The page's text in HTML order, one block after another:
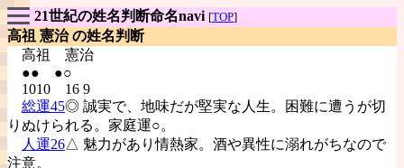
21世紀の姓名判断命名navi [TOP]
高祖 憲治 の姓名判断
高祖 憲治
●● ●○
1010 16 9
総運45◎ 誠実で、地味だが堅実な人生。困難に遭うが切
りぬけられる。家庭運○。
人運26△ 魅力があり情熱家。酒や異性に溺れがちなので
注意。